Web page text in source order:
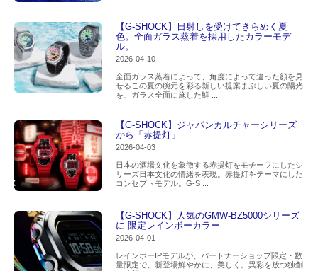
【G-SHOCK】日射しを受けてきらめく夏
色。全面ガラス蒸着を採用したカラーモデ
ル。
2026-04-10
全面ガラス蒸着によって、角度によって違った顔を見
せるこの夏の腕元を彩る新しい提案まぶしい夏の陽光
を、ガラス全面に施した鮮 ...
【G-SHOCK】ジャパンカルチャーシリーズ
から「赤提灯」
2026-04-03
日本の酒場文化を象徴する赤提灯をモチーフにしたシ
リーズ日本文化の情緒を表現。赤提灯をテーマにした
コンセプトモデル。G-S ...
【G-SHOCK】人気のGMW-BZ5000シリーズ
に 限定レインボーカラー
2026-04-01
レインボーIPモデルが、パートナーショップ限定・数
量限定で、新登場鮮やかに、美しく。異彩を放つ独創